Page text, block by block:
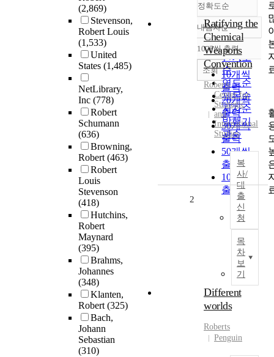
(2,869)
Stevenson,
Robert Louis
(1,533)
United
States (1,485)
NetLibrary,
Inc (778)
Robert
Schumann
(636)
Browning,
Robert(463)
Robert
Louis
Stevenson
(418)
Hutchins,
Robert
Maynard
(395)
Brahms,
Johannes
(348)
Klanten,
Robert(325)
Bach,
Johann
Sebastian
(310)
정확도순
정확도
순
인기도
순
연도순
제목순
저자순
발행기
관순
내림차순
내림차순
10개씩 출력
10개씩
출력
20개씩
출력
30개씩
출력
50개씩
출력
100개씩
출력
조회
Ratifying the
Chemical
Weapons
Convention
Roberts
Center for
Strategic
and
International
Studies
복
사/
대
출
신
청
목
차
보
기
2
Different
worlds
Roberts
Penguin